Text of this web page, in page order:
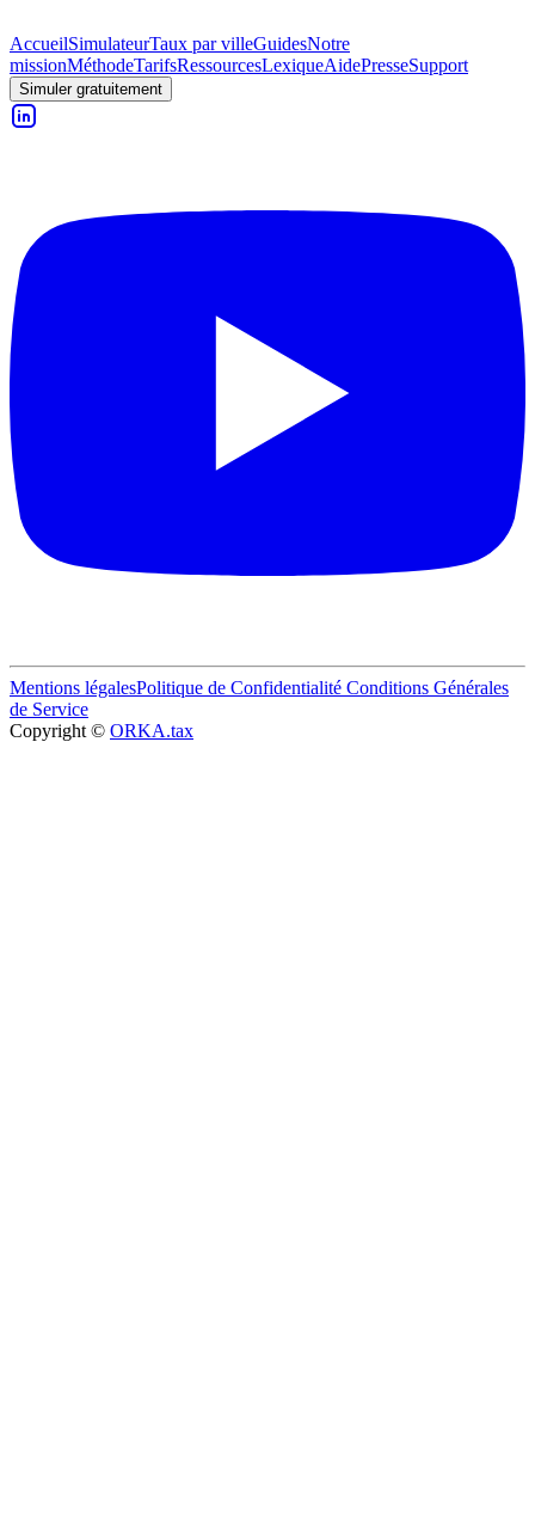
AccueilSimulateurTaux par villeGuidesNotre
missionMéthodeTarifsRessourcesLexiqueAidePresseSupport
Simuler gratuitement
Mentions légalesPolitique de Confidentialité Conditions Générales
de Service
Copyright © ORKA.tax